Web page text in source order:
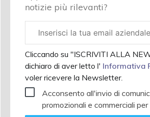
notizie più rilevanti?
aziendale
Cliccando su "ISCRIVITI ALLA
dichiaro di aver letto l' Informativa
voler ricevere la Newsletter.
Acconsento all'invio di
promozionali e commerciali